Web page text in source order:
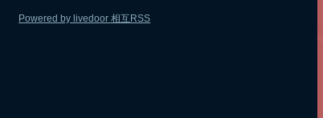
Powered by livedoor 相互RSS